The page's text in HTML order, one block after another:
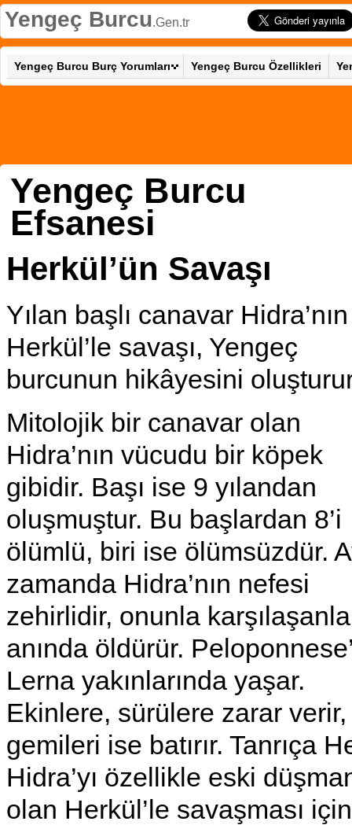
Yengeç Burcu.Gen.tr
Yengeç Burcu Burç Yorumları Yengeç Burcu Özellikleri
Yengeç Burcu
Efsanesi
Herkül’ün Savaşı
Yılan başlı canavar Hidra’nın
Herkül’le savaşı, Yengeç
burcunun hikâyesini
Mitolojik bir canavar olan
Hidra’nın vücudu bir köpek
gibidir. Başı ise 9 yılandan
oluşmuştur. Bu başlardan 8’i
ölümlü, biri ise ölümsüzdür.
zamanda Hidra’nın nefesi
zehirlidir, onunla
anında öldürür.
Lerna yakınlarında yaşar.
Ekinlere, sürülere zarar verir,
gemileri ise batırır. Tanrıça
Hidra’yı özellikle eski
olan Herkül’le savaşması için